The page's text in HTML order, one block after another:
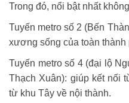
Trong đó, nổi bật nhất
Tuyến metro số 2 (Bến
xương sống của toàn thành
Tuyến metro số 4 (đại lộ
Thạch Xuân): giúp kết nối
từ khu Tây về nội thành.